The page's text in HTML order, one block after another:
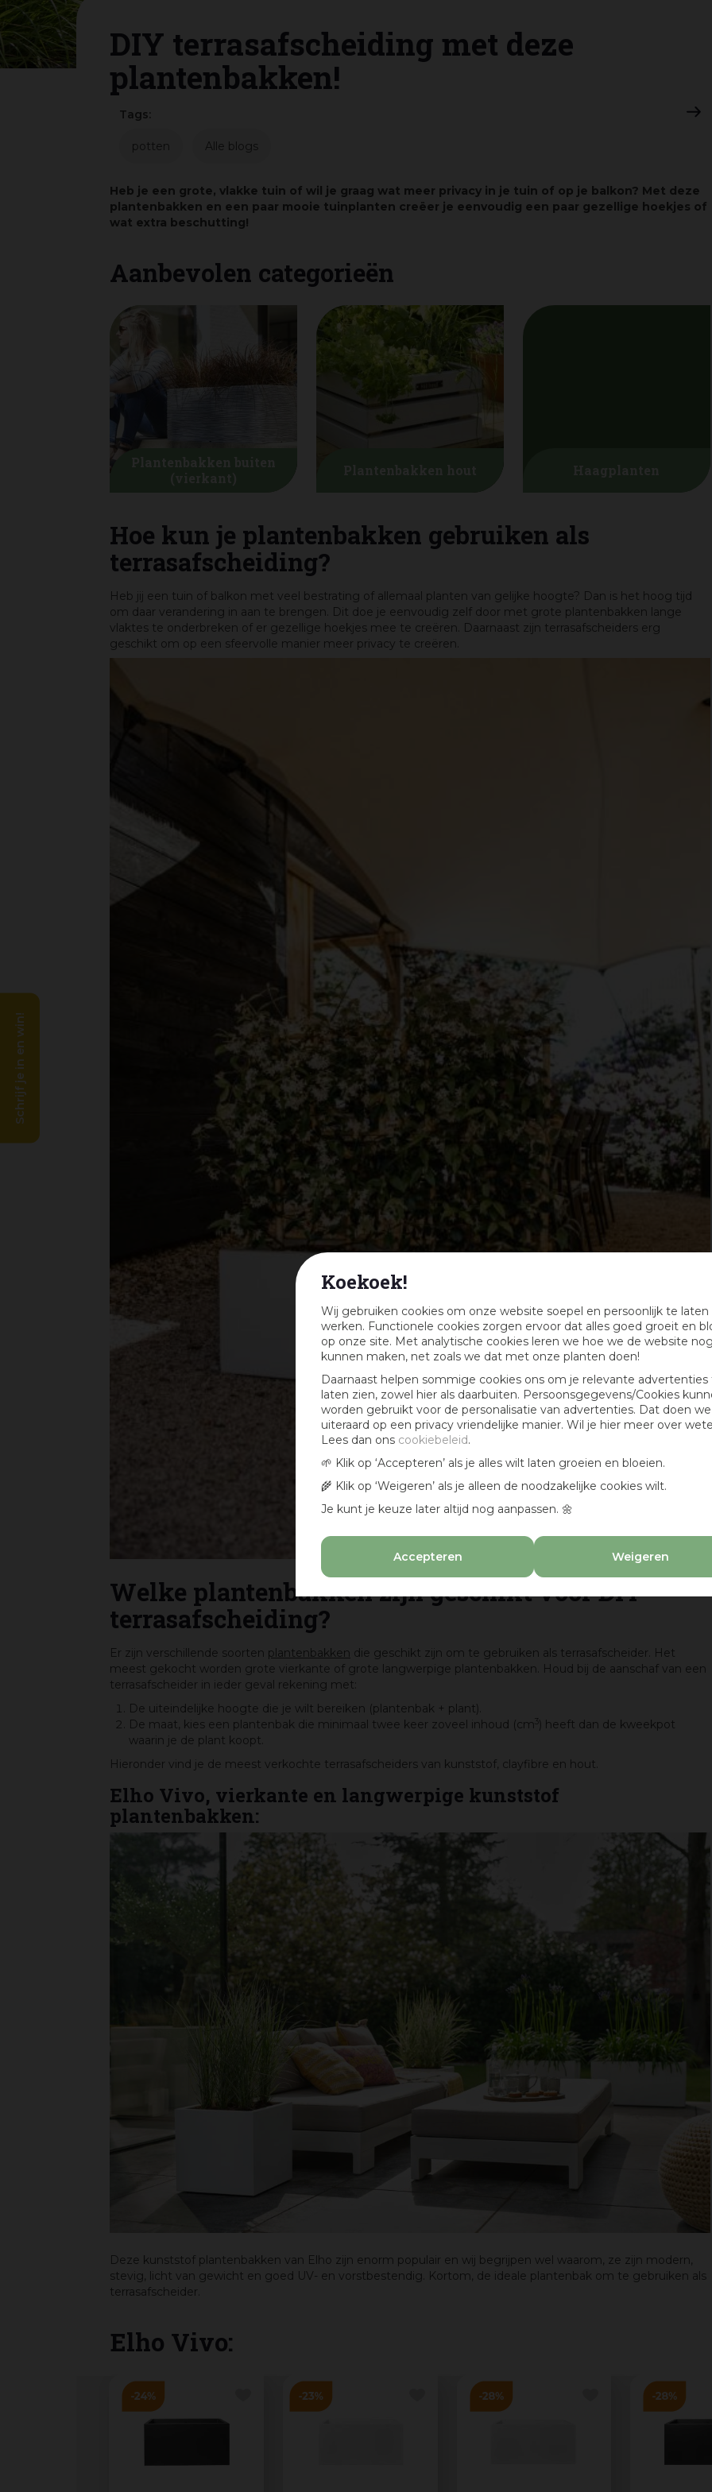
Koekoek!
Wij gebruiken cookies om onze website soepel en persoonlijk te laten
werken. Functionele cookies zorgen ervoor dat alles goed groeit en
op onze site. Met analytische cookies leren we hoe we de website
kunnen maken, net zoals we dat met onze planten doen!
Daarnaast helpen sommige cookies ons om je relevante advertenties
laten zien, zowel hier als daarbuiten. Persoonsgegevens/Cookies
worden gebruikt voor de personalisatie van advertenties. Dat doen we
uiteraard op een privacy vriendelijke manier. Wil je hier meer over
Lees dan ons cookiebeleid.
🌱 Klik op ‘Accepteren’ als je alles wilt laten groeien en bloeien.
🌾 Klik op ‘Weigeren’ als je alleen de noodzakelijke cookies wilt.
Je kunt je keuze later altijd nog aanpassen. 🌼
Accepteren Weigeren
DIY terrasafscheiding met deze
plantenbakken!
Tags:
potten Alle blogs
Heb je een grote, vlakke tuin of wil je graag wat meer privacy in je tuin of op je balkon? Met deze
plantenbakken en een paar mooie tuinplanten creëer je eenvoudig een paar gezellige hoekjes of
wat extra beschutting!
Aanbevolen categorieën
Hoe kun je plantenbakken gebruiken als
terrasafscheiding?
Heb jij een tuin of balkon met veel bestrating of allemaal planten van gelijke hoogte? Dan is het hoog tijd
om daar verandering in aan te brengen. Dit doe je eenvoudig zelf door met grote plantenbakken lange
vlaktes te onderbreken of er gezellige hoekjes mee te creëren. Daarnaast zijn terrasafscheiders erg
geschikt om op een sfeervolle manier meer privacy te creëren.
Welke plantenbakken zijn geschikt voor DIY
terrasafscheiding?
Er zijn verschillende soorten plantenbakken die geschikt zijn om te gebruiken als terrasafscheider. Het
meest gekocht worden grote vierkante of grote langwerpige plantenbakken. Houd bij de aanschaf van een
terrasafscheider in ieder geval rekening met:
De uiteindelijke hoogte die je wilt bereiken (plantenbak + plant).
De maat, kies een plantenbak die minimaal twee keer zoveel inhoud (cm 3) heeft dan de kweekpot
waarin je de plant koopt.
Hieronder vind je de meest verkochte terrasafscheiders van kunststof, clayfibre en hout.
Elho Vivo, vierkante en langwerpige kunststof
plantenbakken:
Deze kunststof plantenbakken van Elho zijn enorm populair en wij begrijpen wel waarom, ze zijn modern,
stevig, licht van gewicht en goed UV- en vorstbestendig. Kortom, de ideale plantenbak om te gebruiken als
terrasafscheider.
Elho Vivo:
Schrijf je in en win!